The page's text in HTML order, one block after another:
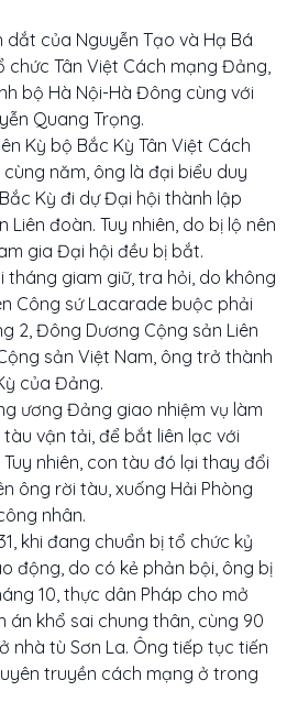
dắt của Nguyễn Tạo và Hạ Bá
chức Tân Việt Cách mạng Đảng,
bộ Hà Nội-Hà Đông cùng với
Quang Trọng.
Kỳ bộ Bắc Kỳ Tân Việt Cách
năm, ông là đại biểu duy
Kỳ đi dự Đại hội thành lập
đoàn. Tuy nhiên, do bị lộ nên
gia Đại hội đều bị bắt.
tháng giam giữ, tra hỏi, do không
Công sứ Lacarade buộc phải
2, Đông Dương Cộng sản Liên
sản Việt Nam, ông trở thành
của Đảng.
ương Đảng giao nhiệm vụ làm
vận tải, để bắt liên lạc với
nhiên, con tàu đó lại thay đổi
ông rời tàu, xuống Hải Phòng
nhân.
khi đang chuẩn bị tổ chức kỷ
động, do có kẻ phản bội, ông bị
10, thực dân Pháp cho mở
án khổ sai chung thân, cùng 90
nhà tù Sơn La. Ông tiếp tục tiến
truyền cách mạng ở trong